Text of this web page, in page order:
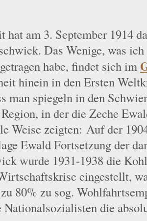
hat am 3. September 1914
Das Wenige, was
habe, findet sich im
hinein in den Ersten
man spiegeln in den
in der die Zeche
Weise zeigten: Auf der
Ewald Fortsetzung der
wurde 1931-1938 die
eingestellt,
80% zu sog.
Nationalsozialisten die